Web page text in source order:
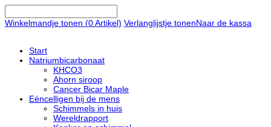
Winkelmandje tonen (0Artikel) Verlanglijstje tonenNaar de kassa
Start
Natriumbicarbonaat
KHCO3
Ahorn siroop
Cancer Bicar Maple
Eéncelligen bij de mens
Schimmels in huis
Wereldrapport